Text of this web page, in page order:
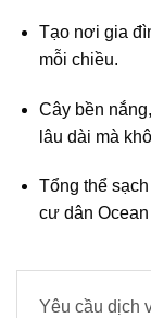
Tạo nơi gia
mỗi chiều.
Cây bền
lâu dài mà
Tổng thể
cư dân Ocean
Yêu cầu dịch